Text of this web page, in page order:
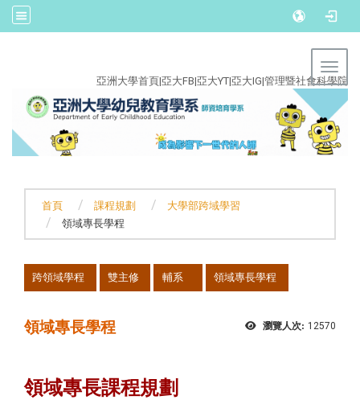
亞洲大學首頁|亞大FB|亞大YT|亞大IG|管理暨社會科學院
首頁 課程規劃
大學部跨域學習
領域專長學程
跨領域學程 雙主修 輔系 領域專長學程
瀏覽人次: 12570
領域專長學程
領域專長課程規劃